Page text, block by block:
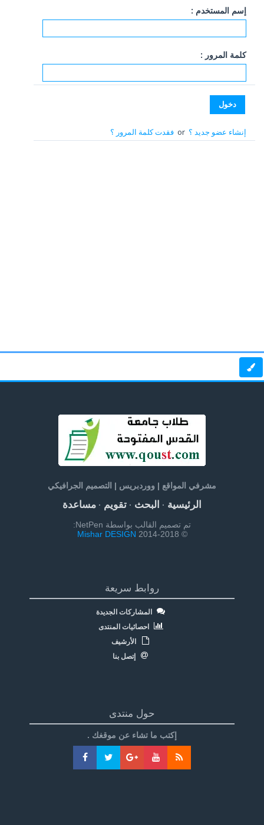
إسم المستخدم :
كلمة المرور :
إنشاء عضو جديد ؟or فقدت كلمة المرور ؟
مشرفي المواقع | ووردبريس | التصميم الجرافيكي
الرئيسية· البحث· تقويم· مساعدة
تم تصميم القالب بواسطة NetPen:
© 2014-2018
Mishar DESIGN
روابط سريعة
المشاركات الجديدة
احصائيات المنتدى
الأرشيف
إتصل بنا
حول منتدى
إكتب ما تشاء عن موقغك .